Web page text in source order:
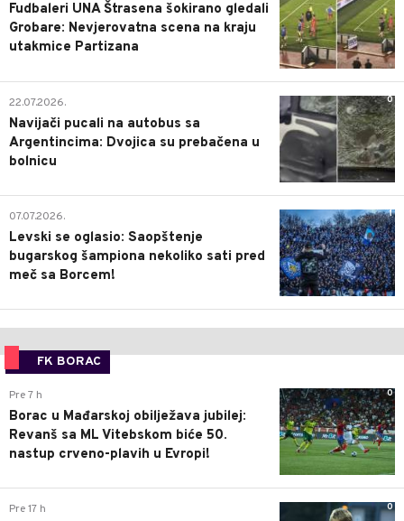
Fudbaleri UNA Štrasena šokirano gledali
Grobare: Nevjerovatna scena na kraju
utakmice Partizana
0
22.07.2026.
Navijači pucali na autobus sa
Argentincima: Dvojica su prebačena u
bolnicu
1
07.07.2026.
Levski se oglasio: Saopštenje
bugarskog šampiona nekoliko sati pred
meč sa Borcem!
FK BORAC
0
Pre 7 h
Borac u Mađarskoj obilježava jubilej:
Revanš sa ML Vitebskom biće 50.
nastup crveno-plavih u Evropi!
0
Pre 17 h